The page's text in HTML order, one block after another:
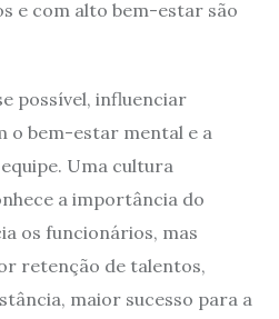
e com alto bem-estar são
possível, influenciar
o bem-estar mental e a
Uma cultura
a importância do
os funcionários, mas
retenção de talentos,
maior sucesso para a